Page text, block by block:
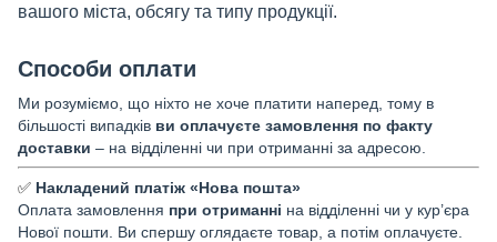
вашого міста, обсягу та типу продукції.
Способи оплати
Ми розуміємо, що ніхто не хоче платити наперед, тому в
більшості випадків ви оплачуєте замовлення по факту
доставки – на відділенні чи при отриманні за адресою.
✅ Накладений платіж «Нова пошта»
Оплата замовлення при отриманні на відділенні чи у кур’єра
Нової пошти. Ви спершу оглядаєте товар, а потім оплачуєте.